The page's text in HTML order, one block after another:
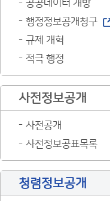
공공데이터 개방
행정정보공개청구
규제 개혁
적극 행정
사전정보공개
사전공개
사전정보공표목록
청렴정보공개